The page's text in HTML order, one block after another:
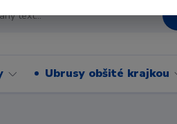
Ubrusy obšité krajkou